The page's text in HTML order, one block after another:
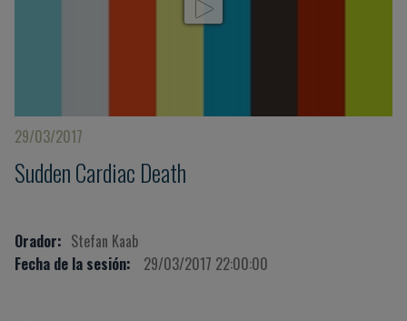
29/03/2017
Sudden Cardiac Death
Orador: Stefan Kaab
Fecha de la sesión:
29/03/2017 22:00:00